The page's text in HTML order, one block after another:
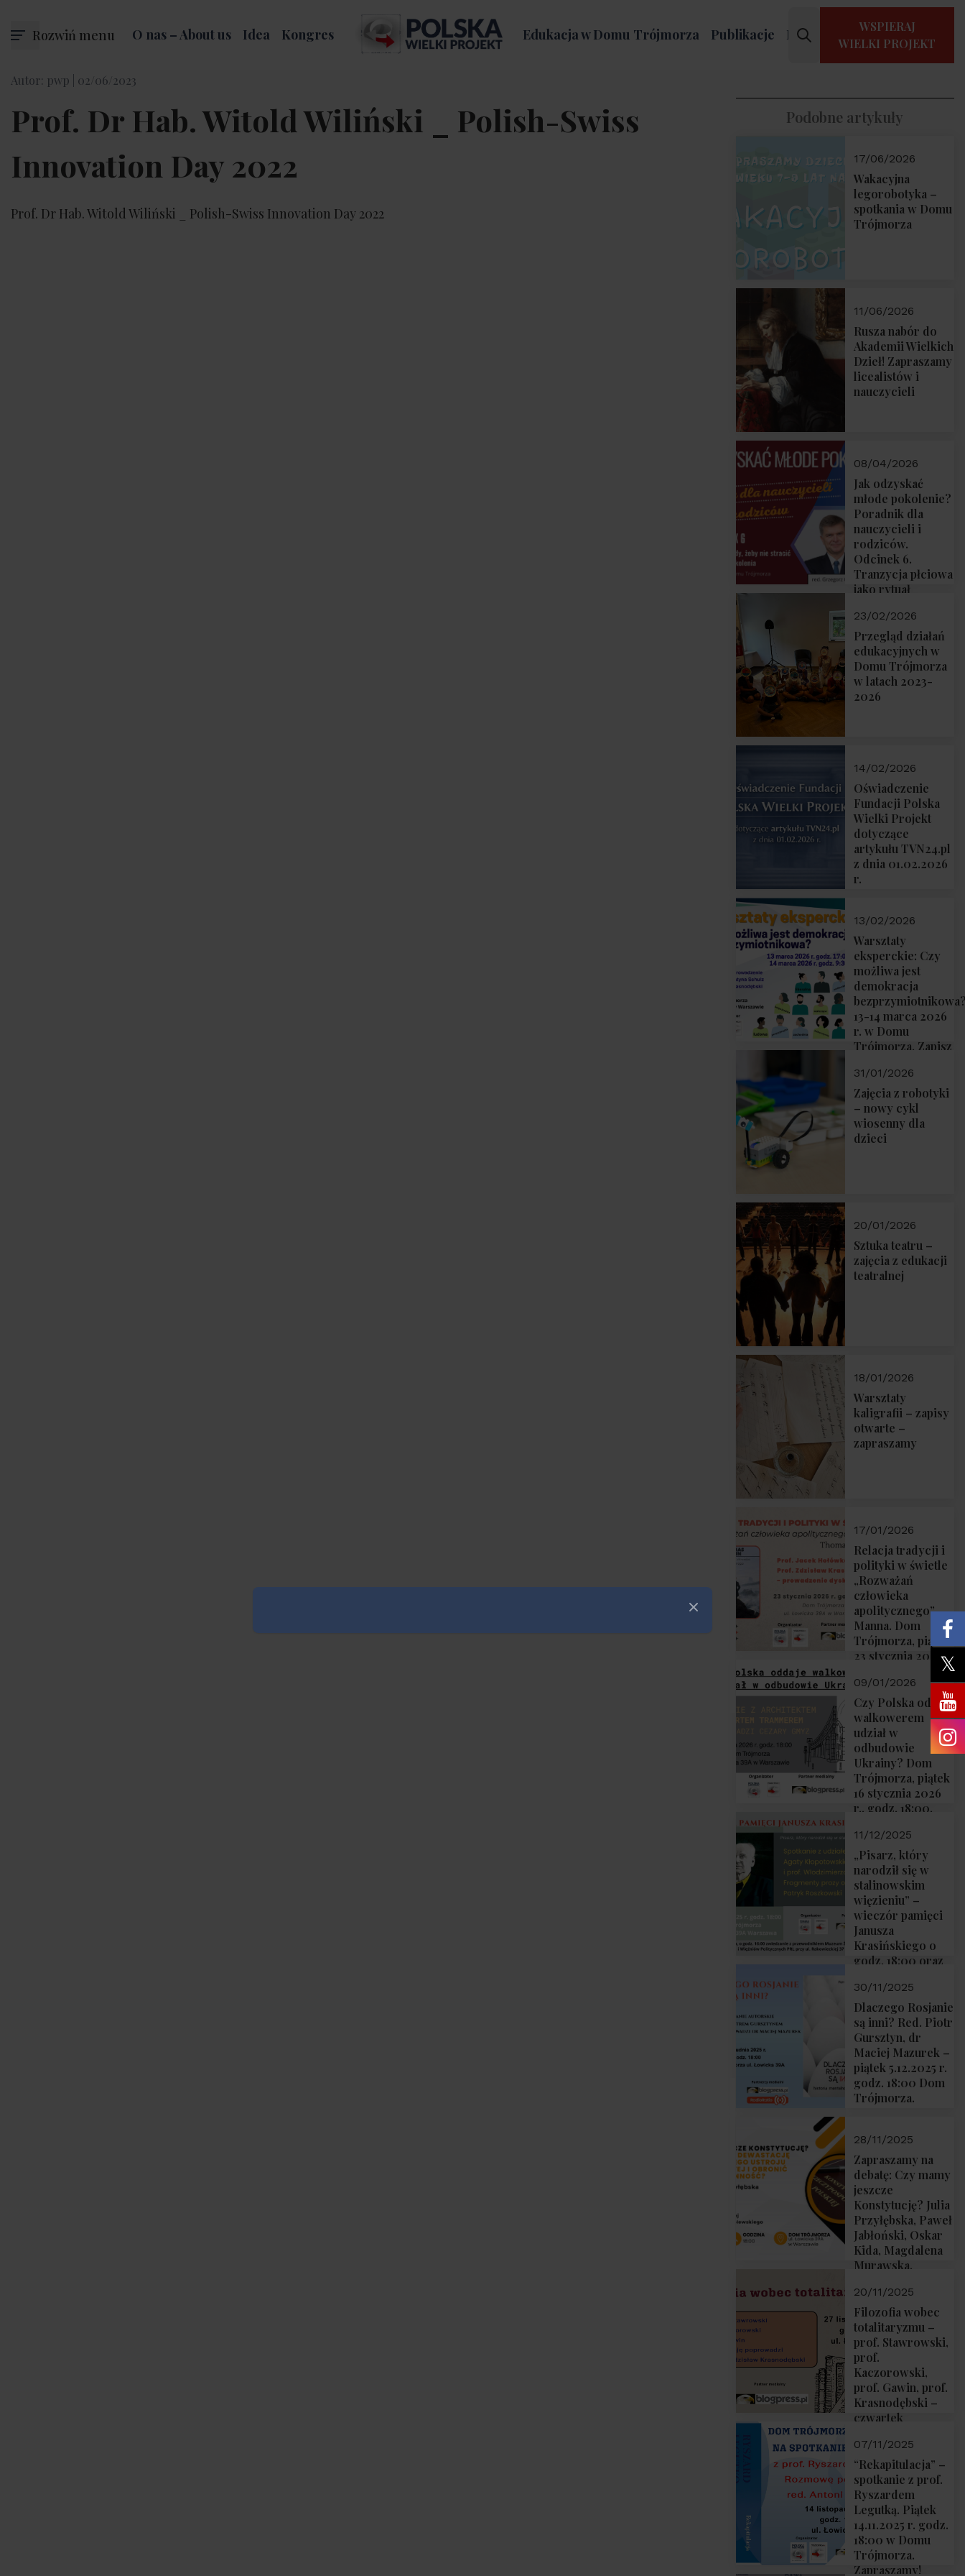
Rozwiń menu O nas – About us Idea Kongres Edukacja w Domu Trójmorza Publikacje Kontakt
WSPIERAJ
WIELKI PROJEKT
Autor: pwp | 02/06/2023
Prof. Dr Hab. Witold Wiliński _ Polish-Swiss
Innovation Day 2022
Prof. Dr Hab. Witold Wiliński _ Polish-Swiss Innovation Day 2022
Podobne artykuły
17/06/2026
Wakacyjna
legorobotyka –
spotkania w Domu
Trójmorza
11/06/2026
Rusza nabór do
Akademii Wielkich
Dzieł! Zapraszamy
licealistów i
nauczycieli
08/04/2026
Jak odzyskać
młode pokolenie?
Poradnik dla
nauczycieli i
rodziców.
Odcinek 6.
Tranzycja płciowa
jako rytuał
Rozmawiają red.
Grzegorz Górny i
prof. Michał
Łuczewski
23/02/2026
Przegląd działań
edukacyjnych w
Domu Trójmorza
w latach 2023-
2026
14/02/2026
Oświadczenie
Fundacji Polska
Wielki Projekt
dotyczące
artykułu TVN24.pl
z dnia 01.02.2026
r.
13/02/2026
Warsztaty
eksperckie: Czy
możliwa jest
demokracja
13-14 marca 2026
r. w Domu
Trójmorza. Zapisz
31/01/2026
Zajęcia z robotyki
– nowy cykl
wiosenny dla
dzieci
20/01/2026
Sztuka teatru –
zajęcia z edukacji
teatralnej
18/01/2026
Warsztaty
kaligrafii – zapisy
otwarte –
zapraszamy
17/01/2026
Relacja tradycji i
polityki w świetle
„Rozważań
człowieka
apolitycznego”
Manna. Dom
Trójmorza, piątek
23 stycznia 2026
Zapraszamy!
09/01/2026
Czy Polska oddaje
walkowerem
udział w
odbudowie
Ukrainy? Dom
Trójmorza, piątek
16 stycznia 2026
r., godz. 18:00.
11/12/2025
„Pisarz, który
narodził się w
stalinowskim
więzieniu” –
wieczór pamięci
Janusza
Krasińskiego o
godz. 18:00 oraz
Muzeum
Żołnierzy
Wyklętych i
Więźniów
Politycznych PRL
o godz. 16:00 – 19
grudnia 2025 r.
30/11/2025
Dlaczego Rosjanie
są inni? Red. Piotr
Gursztyn, dr
Maciej Mazurek –
piątek 5.12.2025 r.
godz. 18:00 Dom
Trójmorza.
28/11/2025
Zapraszamy na
debatę: Czy mamy
jeszcze
Konstytucję? Julia
Przyłębska, Paweł
Jabłoński, Oskar
Kida, Magdalena
Murawska,
Sobolewski – 4
grudnia 2025 r.
godz. 18:00.
20/11/2025
Filozofia wobec
totalitaryzmu –
prof. Stawrowski,
prof.
Kaczorowski,
prof. Gawin, prof.
Krasnodębski –
czwartek
18:00
07/11/2025
“Rekapitulacja” –
spotkanie z prof.
Ryszardem
Legutką. Piątek
14.11.2025 r. godz.
18:00 w Domu
Trójmorza.
Zapraszamy!
Zamknij